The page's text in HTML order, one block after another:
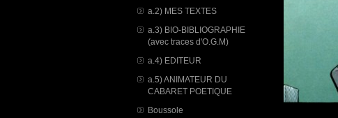
a.2) MES TEXTES
a.3) BIO-BIBLIOGRAPHIE
(avec traces d'O.G.M)
a.4) EDITEUR
a.5) ANIMATEUR DU
CABARET POETIQUE
Boussole